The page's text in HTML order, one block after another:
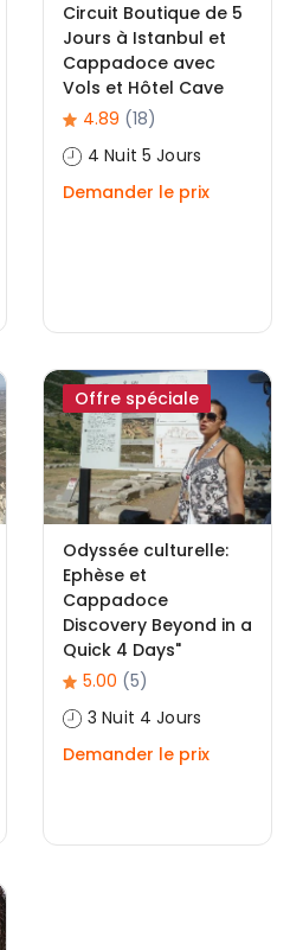
Circuit Boutique de 5
Jours à Istanbul et
Cappadoce avec
Vols et Hôtel Cave
4.89 (18)
4 Nuit 5 Jours
Demander le prix
Offre spéciale
Odyssée culturelle:
Ephèse et
Cappadoce
Discovery Beyond in a
Quick 4 Days"
5.00 (5)
3 Nuit 4 Jours
Demander le prix